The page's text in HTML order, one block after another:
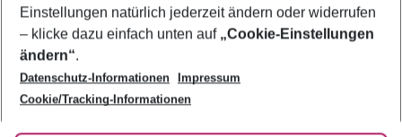
AGB
Bestpreisgarantie
Cookie-Einstellungen ändern
Cookie-Richtlinie
Agenturbetreuung
Barrierefreies Reisen
Folge uns
Einstellungen natürlich jederzeit ändern oder widerrufen
– klicke dazu einfach unten auf „Cookie-Einstellungen
ändern“.
Datenschutz-Informationen
Impressum
Cookie/Tracking-Informationen